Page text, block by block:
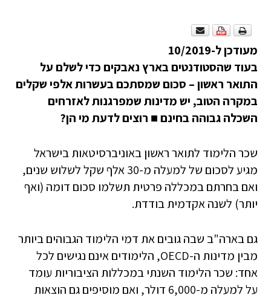
מעודכן ל-10/2019
בעוד שהסטודנטים בארץ נאבקים כדי לשלם על
התואר ראשון – סכום שמסתכם בעשרות אלפי שקלים
במקרה הטוב, יש מדינות שמפרגנות לאזרחים
השכלה גבוהה בחינם■ רוצים לדעת מי הן?
שכר הלימוד לתואר ראשון באוניברסיטאות בישראל
מגיע לסכום של למעלה מ-30 אלף שקל לשלוש שנים,
ואם בחרתם במכללה פרטית תשלמו סכום דומה (ואף
יותר) לשנה אקדמית בודדת.
גם בארה"ב שבה גובים את דמי הלימוד הגבוהים ביותר
מבין מדינות ה-OECD, הלימודים אינם נגישים לכל
אחד: שכר הלימוד השנתי במכללות הציבוריות עומד
על למעלה מ-6,000 דולר, ואם מוסיפים גם הוצאות